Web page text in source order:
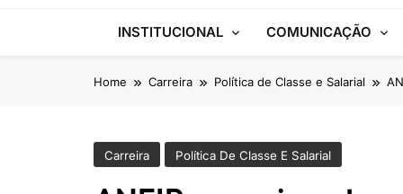
ANFIP Nacional
INSTITUCIONAL COMUNICAÇÃO
Home Carreira Política de Classe e Salarial
Carreira Política De Classe E Salarial